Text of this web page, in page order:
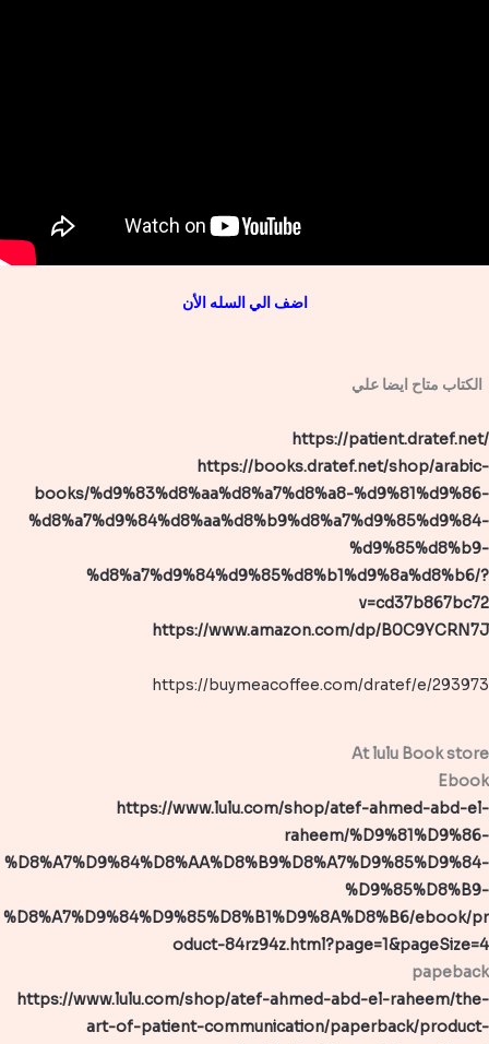
اضف الي السله الأن
https://patient.dratef.net/
https://books.dratef.net/shop/arabic-
books/%d9%83%d8%aa%d8%a7%d8%a8-%d9%81%d9%86-
%d8%a7%d9%84%d8%aa%d8%b9%d8%a7%d9%85%d9%84-
%d9%85%d8%b9-
%d8%a7%d9%84%d9%85%d8%b1%d9%8a%d8%b6/?
v=cd37b867bc72
https://www.amazon.com/dp/B0C9YCRN7J
https://buymeacoffee.com/dratef/e/293973
At lulu Book store
Ebook
https://www.lulu.com/shop/atef-ahmed-abd-el-
raheem/%D9%81%D9%86-
%D8%A7%D9%84%D8%AA%D8%B9%D8%A7%D9%85%D9%84-
%D9%85%D8%B9-
%D8%A7%D9%84%D9%85%D8%B1%D9%8A%D8%B6/ebook/pr
oduct-84rz94z.html?page=1&pageSize=4
papeback
https://www.lulu.com/shop/atef-ahmed-abd-el-raheem/the-
art-of-patient-communication/paperback/product-